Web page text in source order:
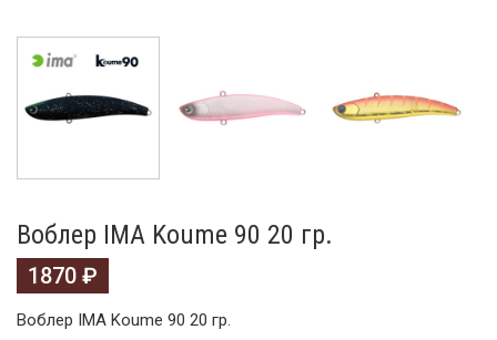
Воблер IMA Koume 90 20 гр.
1870 ₽
Воблер IMA Koume 90 20 гр.